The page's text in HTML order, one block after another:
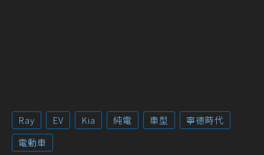
Ray EV Kia 純電 車型
寧德時代
電動車